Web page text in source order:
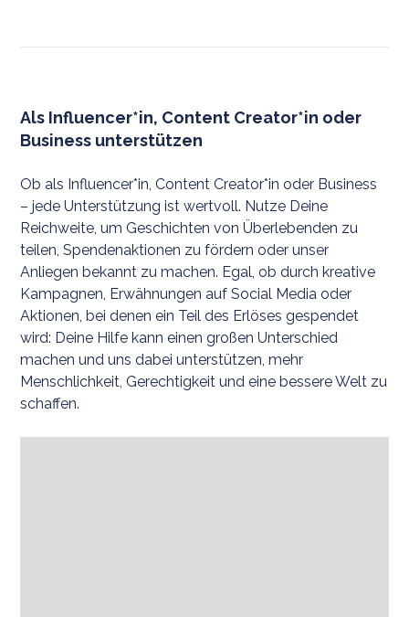
Als Influencer*in, Content Creator*in oder
Business unterstützen
Ob als Influencer*in, Content Creator*in oder Business
– jede Unterstützung ist wertvoll. Nutze Deine
Reichweite, um Geschichten von Überlebenden zu
teilen, Spendenaktionen zu fördern oder unser
Anliegen bekannt zu machen. Egal, ob durch kreative
Kampagnen, Erwähnungen auf Social Media oder
Aktionen, bei denen ein Teil des Erlöses gespendet
wird: Deine Hilfe kann einen großen Unterschied
machen und uns dabei unterstützen, mehr
Menschlichkeit, Gerechtigkeit und eine bessere Welt zu
schaffen.